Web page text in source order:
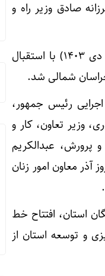
صادق وزیر راه و
رییس جمهور پزشکیان، در دومین سفر استانی خود ظهر دیروز (چهارشنبه پنجم دی‌ ۱۴۰۳) با استقبال
خراسان شمالی شد.
رئیس جمهور،
وزیر تعاون، کار و
پرورش، عبدالکریم
معاون امور زنان
استان، افتتاح خط
و توسعه استان از